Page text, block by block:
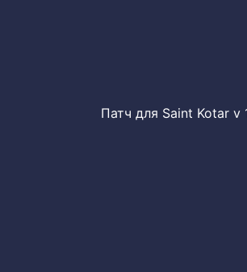
Патч для Saint Kotar v